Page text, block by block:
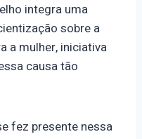
integra uma
sobre a
a mulher, iniciativa
causa tão
fez presente nessa